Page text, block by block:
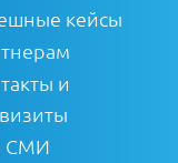
кейсы
и
СМИ